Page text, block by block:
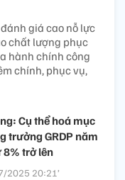
giá cao nỗ lực
chất lượng phục
hành chính công
chính, phục vụ,
Cụ thể hoá mục
trưởng GRDP năm
trở lên
2025 20:21’